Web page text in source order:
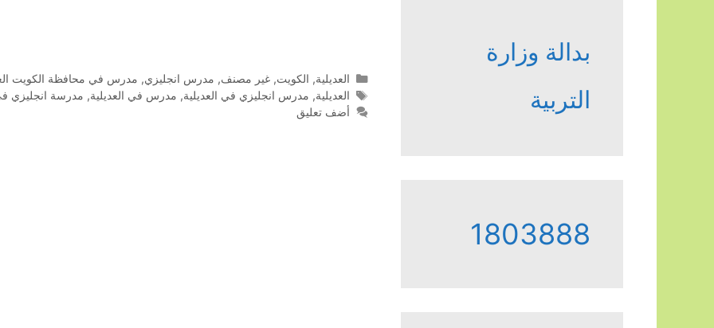
التصنيفات
العديلية, الكويت, غير مصنف, مدرس انجليزي, مدرس في محافظة الكويت
الوسوم
العديلية, مدرس انجليزي في العديلية, مدرس في العديلية, مدرسة انجليزي
أضف تعليق
بدالة وزارة
التربية
1803888